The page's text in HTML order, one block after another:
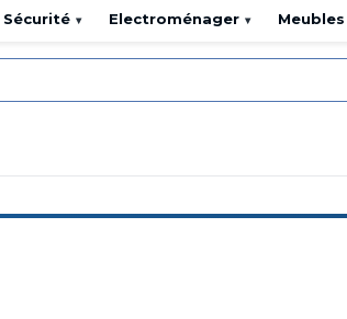
Sécurité ▾ Electroménager ▾ Meubles